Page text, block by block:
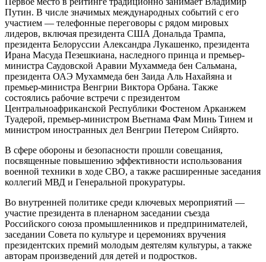
Путин. В числе значимых международных событий с его
участием — телефонные переговоры с рядом мировых
лидеров, включая президента США Дональда Трампа,
президента Белоруссии Александра Лукашенко, президента
Ирана Масуда Пезешкиана, наследного принца и премьер-
министра Саудовской Аравии Мухаммеда бен Сальмана,
президента ОАЭ Мухаммеда бен Заида Аль Нахайяна и
премьер-министра Венгрии Виктора Орбана. Также
состоялись рабочие встречи с президентом
Центральноафриканской Республики Фостеном Арканжем
Туадерой, премьер-министром Вьетнама Фам Минь Тинем и
министром иностранных дел Венгрии Петером Сийярто.
В сфере обороны и безопасности прошли совещания,
посвященные повышению эффективности использования
военной техники в ходе СВО, а также расширенные заседания
коллегий МВД и Генеральной прокуратуры.
Во внутренней политике среди ключевых мероприятий —
участие президента в пленарном заседании съезда
Российского союза промышленников и предпринимателей,
заседании Совета по культуре и церемониях вручения
президентских премий молодым деятелям культуры, а также
авторам произведений для детей и подростков.